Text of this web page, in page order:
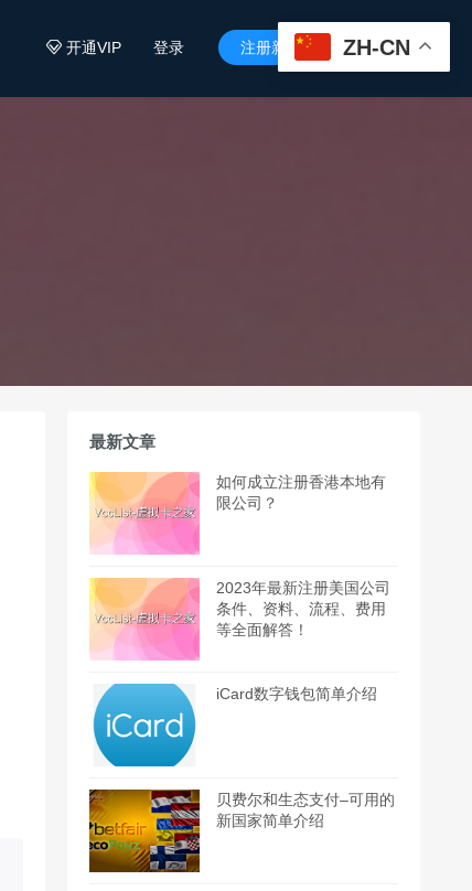
开通VIP 登录 注册新用户 
最新文章
如何成立注册香港本地有
限公司？
2023年最新注册美国公司
条件、资料、流程、费用
等全面解答！
iCard数字钱包简单介绍
贝费尔和生态支付–可用的
新国家简单介绍
ZH-CN